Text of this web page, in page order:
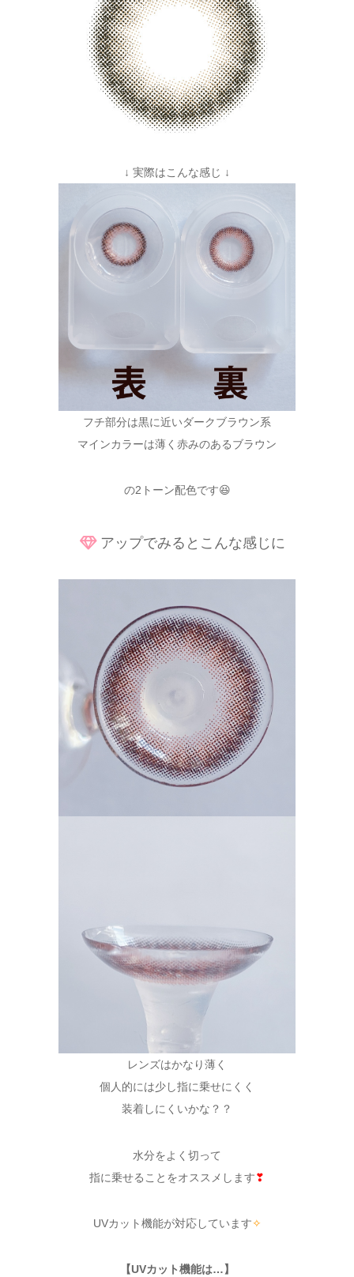
↓ 実際はこんな感じ ↓
フチ部分は黒に近いダークブラウン系
マインカラーは薄く赤みのあるブラウン
の2トーン配色です😆
アップでみるとこんな感じに
レンズはかなり薄く
個人的には少し指に乗せにくく
装着しにくいかな？？
水分をよく切って
指に乗せることをオススメします❣
UVカット機能が対応しています✧
【UVカット機能は…】